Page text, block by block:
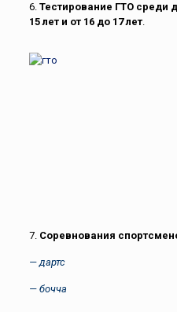
6.Тестирование ГТО среди
15 лет и от 16 до 17 лет.
7. Соревнования
— дартс
— бочча